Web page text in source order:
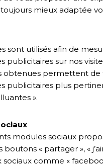
mieux adaptée
sont utilisés afin de
publicitaires sur nos
obtenues permettent de
publicitaires plus
».
modules sociaux
boutons « partager », «
sociaux comme «